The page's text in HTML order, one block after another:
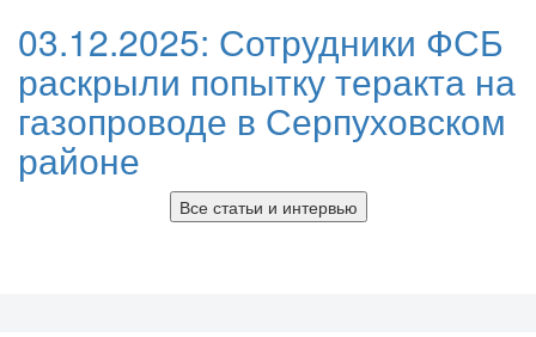
03.12.2025: Сотрудники ФСБ
раскрыли попытку теракта на
газопроводе в Серпуховском
районе
Все статьи и интервью